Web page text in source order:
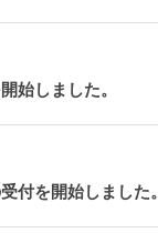
始しました。
付を開始しました。